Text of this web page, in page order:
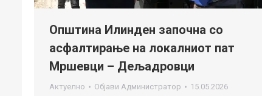
Општина Илинден започна со
асфалтирање на локалниот пат
Мршевци – Дељадровци
Актуелно Објави Администратор 15.05.2026